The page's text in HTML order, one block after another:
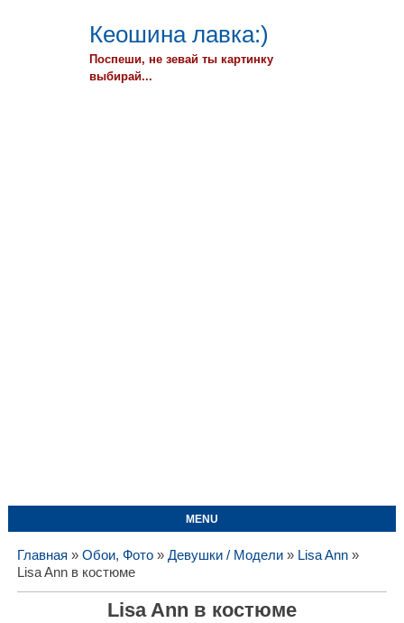
Кеошина лавка:)
Поспеши, не зевай ты картинку
выбирай...
MENU
Главная » Обои, Фото» Девушки / Модели» Lisa Ann»
Lisa Ann в костюме
Lisa Ann в костюме